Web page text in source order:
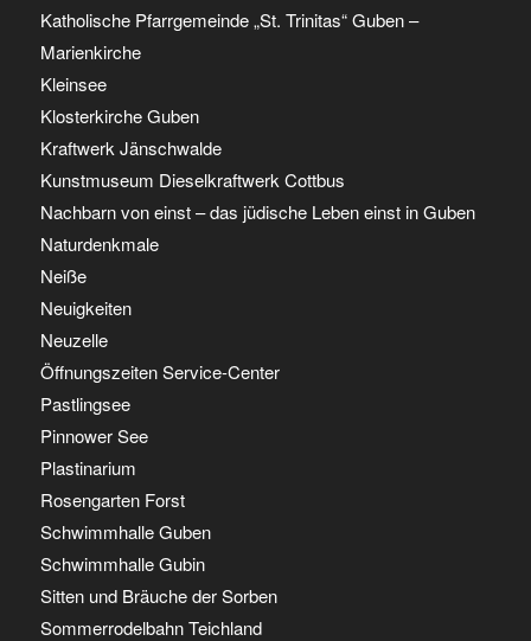
Katholische Pfarrgemeinde „St. Trinitas“ Guben –
Marienkirche
Kleinsee
Klosterkirche Guben
Kraftwerk Jänschwalde
Kunstmuseum Dieselkraftwerk Cottbus
Nachbarn von einst – das jüdische Leben einst in Guben
Naturdenkmale
Neiße
Neuigkeiten
Neuzelle
Öffnungszeiten Service-Center
Pastlingsee
Pinnower See
Plastinarium
Rosengarten Forst
Schwimmhalle Guben
Schwimmhalle Gubin
Sitten und Bräuche der Sorben
Sommerrodelbahn Teichland